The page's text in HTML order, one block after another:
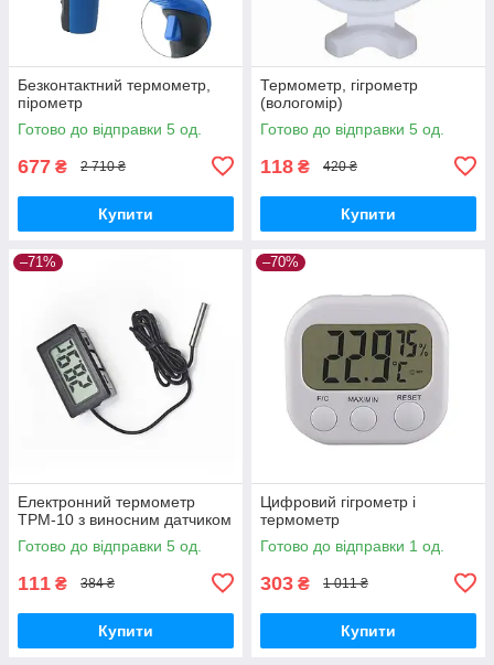
Безконтактний термометр,
пірометр
Готово до відправки 5 од.
677 ₴ 2 710 ₴
Купити
Термометр, гігрометр
(вологомір)
Готово до відправки 5 од.
118 ₴ 420 ₴
Купити
–71%
Електронний термометр
TPM-10 з виносним датчиком
Готово до відправки 5 од.
111 ₴ 384 ₴
Купити
–70%
Цифровий гігрометр і
термометр
Готово до відправки 1 од.
303 ₴ 1 011 ₴
Купити